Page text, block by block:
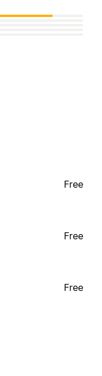
Free
Free
Free